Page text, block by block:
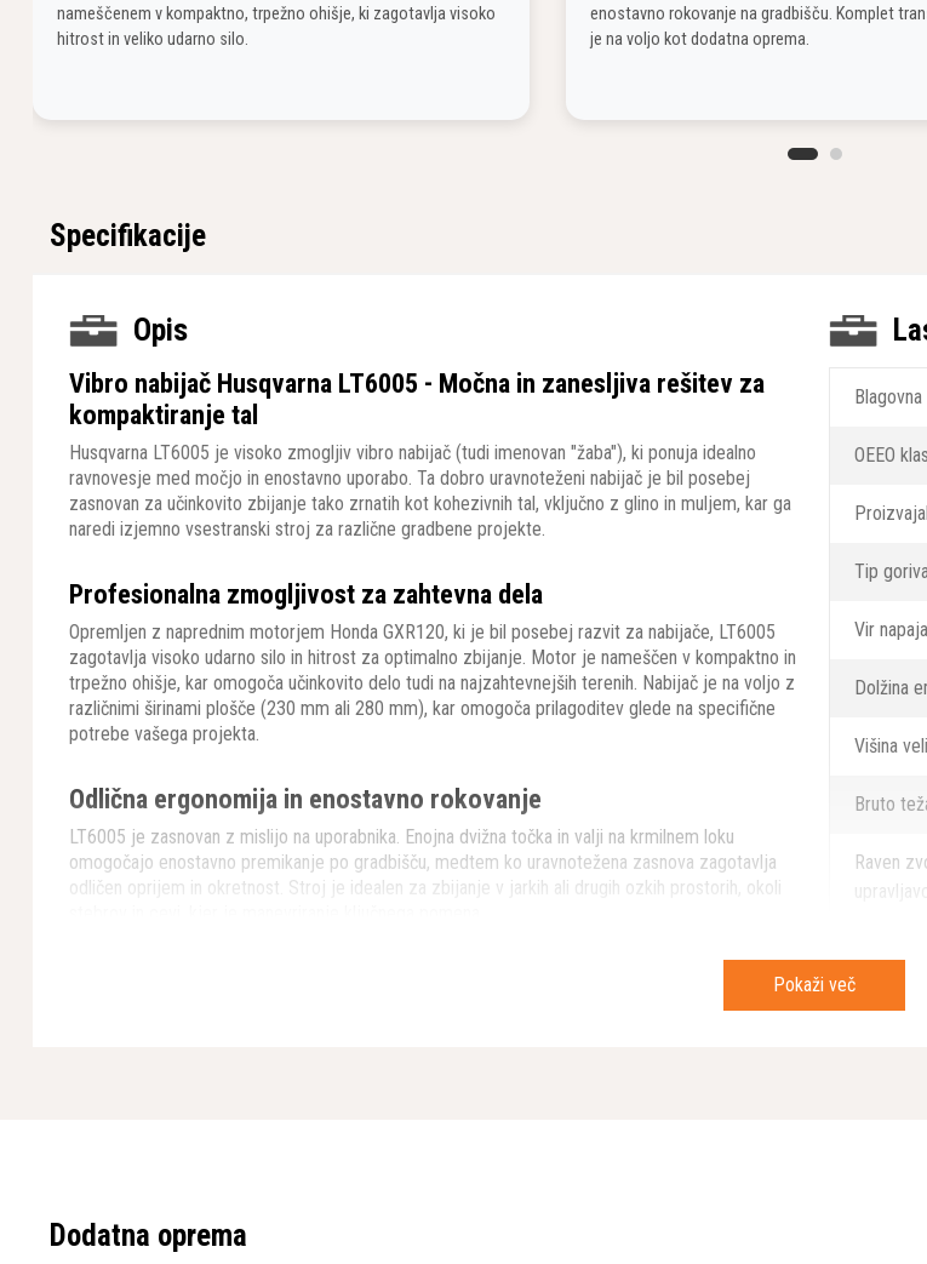
nameščenem v kompaktno, trpežno ohišje, ki zagotavlja visoko
hitrost in veliko udarno silo.
enostavno rokovanje na gradbišču. Komplet
je na voljo kot dodatna oprema.
Specifikacije
Opis
Vibro nabijač Husqvarna LT6005 - Močna in zanesljiva rešitev za
kompaktiranje tal
Husqvarna LT6005 je visoko zmogljiv vibro nabijač (tudi imenovan "žaba"), ki ponuja idealno
ravnovesje med močjo in enostavno uporabo. Ta dobro uravnoteženi nabijač je bil posebej
zasnovan za učinkovito zbijanje tako zrnatih kot kohezivnih tal, vključno z glino in muljem, kar ga
naredi izjemno vsestranski stroj za različne gradbene projekte.
Profesionalna zmogljivost za zahtevna dela
Opremljen z naprednim motorjem Honda GXR120, ki je bil posebej razvit za nabijače, LT6005
zagotavlja visoko udarno silo in hitrost za optimalno zbijanje. Motor je nameščen v kompaktno in
trpežno ohišje, kar omogoča učinkovito delo tudi na najzahtevnejših terenih. Nabijač je na voljo z
različnimi širinami plošče (230 mm ali 280 mm), kar omogoča prilagoditev glede na specifične
potrebe vašega projekta.
Odlična ergonomija in enostavno rokovanje
LT6005 je zasnovan z mislijo na uporabnika. Enojna dvižna točka in valji na krmilnem loku
omogočajo enostavno premikanje po gradbišču, medtem ko uravnotežena zasnova zagotavlja
odličen oprijem in okretnost. Stroj je idealen za zbijanje v jarkih ali drugih ozkih prostorih, okoli
Tristopenjski nadzor plina (prosti tek, polna hitrost, zaustavitev/zaprto) z integrirano
LT6005 ponuja odličen nadzor, nizek hrup in nizke emisije, kar ga uvršča med najboljše nabijače
OEEO
Tip
Vir
Dolžina
Višina
Bruto
Raven
Širina
Pokaži več
Dodatna oprema